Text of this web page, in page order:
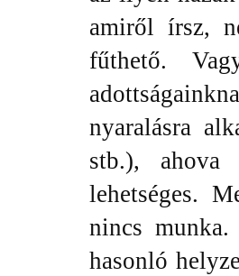
amiről írsz,
fűthető.
nyaralásra
stb.), ahova
lehetséges.
nincs munka.
hasonló